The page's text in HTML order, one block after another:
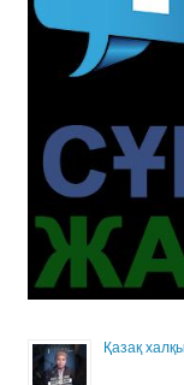
Қазақ